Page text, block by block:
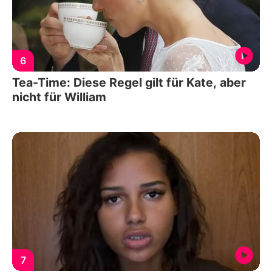
6
Tea-Time: Diese Regel gilt für Kate, aber
nicht für William
7